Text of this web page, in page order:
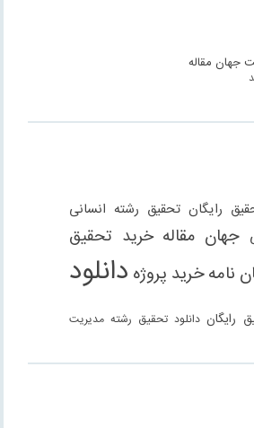
جهان مقاله
رایگان تحقیق رشته انسانی
جهان مقاله خرید تحقیق
نامهخرید پروژه دانلود
رایگان دانلود تحقیق رشته مدیریت
مقاله رایگان دانلود مقاله رشته
علوم انسانی